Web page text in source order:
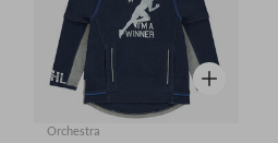
Vista
Orchestra